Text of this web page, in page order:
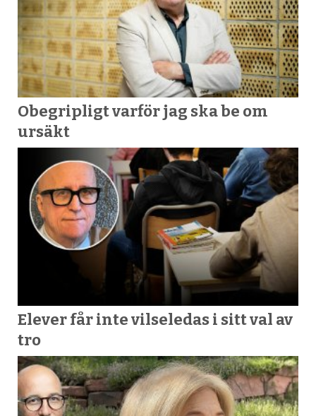
Obegripligt varför jag ska be om
ursäkt
Elever får inte vilseledas i sitt val av
tro